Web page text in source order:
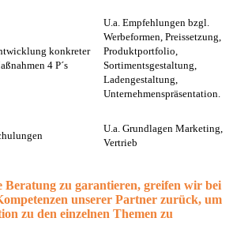
konkreter
4 P´s
U.a. Empfehlungen bzgl.
Werbeformen, Preissetzung,
Produktportfolio,
Sortimentsgestaltung,
Ladengestaltung,
Unternehmenspräsentation.
U.a. Grundlagen Marketing,
Vertrieb
Beratung zu garantieren, greifen wir bei
unserer Partner zurück, um
zu den einzelnen Themen zu